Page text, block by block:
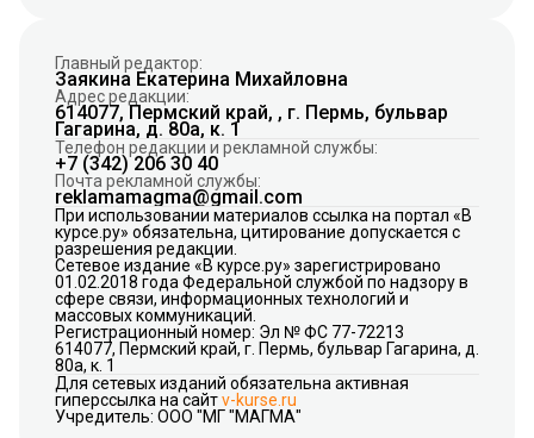
Главный редактор:
Заякина Екатерина Михайловна
Адрес редакции:
614077, Пермский край, , г. Пермь, бульвар
Гагарина, д. 80а, к. 1
Телефон редакции и рекламной службы:
+7 (342) 206 30 40
Почта рекламной службы:
reklamamagma@gmail.com
При использовании материалов ссылка на портал «В
курсе.ру» обязательна, цитирование допускается с
разрешения редакции.
Сетевое издание «В курсе.ру» зарегистрировано
01.02.2018 года Федеральной службой по надзору в
сфере связи, информационных технологий и
массовых коммуникаций.
Регистрационный номер: Эл № ФС 77-72213
614077, Пермский край, г. Пермь, бульвар Гагарина, д.
80а, к. 1
Для сетевых изданий обязательна активная
гиперссылка на сайтv-kurse.ru
Учредитель: ООО "МГ "МАГМА"